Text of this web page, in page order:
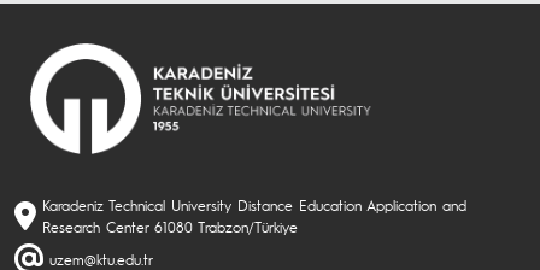
Karadeniz Technical University Distance Education Application and
Research Center 61080 Trabzon/Türkiye
uzem@ktu.edu.tr